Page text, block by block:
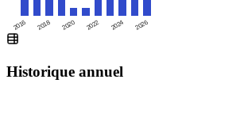
2016 2018 2020 2022 2024 2026
Historique annuel